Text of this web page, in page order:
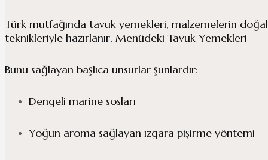
Türk mutfağında tavuk yemekleri, malzemelerin
teknikleriyle hazırlanır. Menüdeki Tavuk Yemekleri
Bunu sağlayan başlıca unsurlar şunlardır:
Dengeli marine sosları
Yoğun aroma sağlayan ızgara pişirme yöntemi